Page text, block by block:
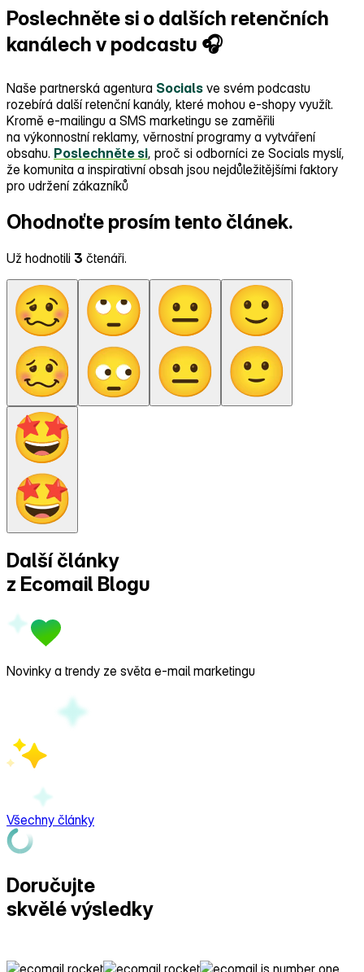
Poslechněte si o dalších retenčních
kanálech v podcastu 🎧
Naše partnerská agentura Socials ve svém podcastu
rozebírá další retenční kanály, které mohou e‑shopy využít.
Kromě e‑mailingu a SMS marketingu se zaměřili
na výkonnostní reklamy, věrnostní programy a vytváření
obsahu. Poslechněte si, proč si odborníci ze Socials myslí,
že komunita a inspirativní obsah jsou nejdůležitějšími faktory
pro udržení zákazníků
Ohodnoťte prosím tento článek.
Už hodnotili 3 čtenáři.
Další články
z Ecomail Blogu
Novinky a trendy ze světa e‑mail marketingu
Všechny články
Doručujte
skvělé výsledky